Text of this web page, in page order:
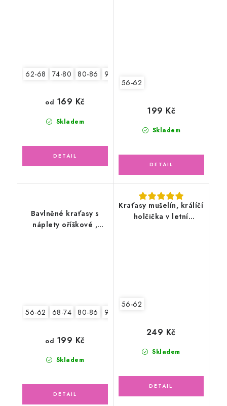
62-68 74-80 80-86 92-98
Skladem
od 169 Kč
56-62
Skladem
199 Kč
Bavlněné kraťasy s
náplety oříškové ,
56-62 68-74 80-86 92-98
Skladem
od 199 Kč
Kraťasy mušelín, králíčí
holčička v letní
56-62
Skladem
249 Kč